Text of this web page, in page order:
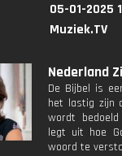
05-01-2025
Muziek.TV
Nederland
De Bijbel is
het lastig zijn
wordt
legt uit hoe
woord te